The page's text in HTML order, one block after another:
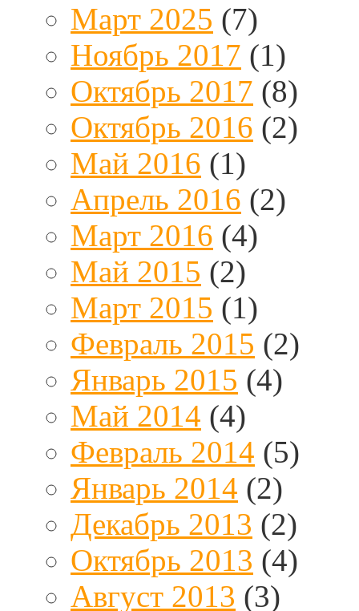
Март 2025 (7)
Ноябрь 2017 (1)
Октябрь 2017 (8)
Октябрь 2016 (2)
Май 2016 (1)
Апрель 2016 (2)
Март 2016 (4)
Май 2015 (2)
Март 2015 (1)
Февраль 2015 (2)
Январь 2015 (4)
Май 2014 (4)
Февраль 2014 (5)
Январь 2014 (2)
Декабрь 2013 (2)
Октябрь 2013 (4)
Август 2013 (3)